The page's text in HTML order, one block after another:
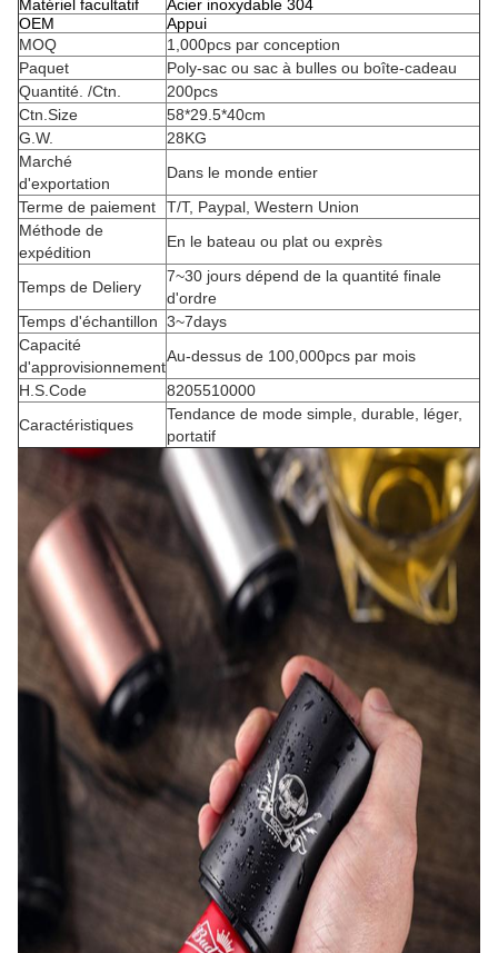
Matériel facultatif
Acier inoxydable 304
OEM
Appui
MOQ
1,000pcs par conception
Paquet
Poly-sac ou sac à bulles ou boîte-cadeau
Quantité. /Ctn.
200pcs
Ctn.Size
58*29.5*40cm
G.W.
28KG
Marché
d'exportation
Dans le monde entier
Terme de paiement
T/T, Paypal, Western Union
Méthode de
expédition
En le bateau ou plat ou exprès
Temps de Deliery
7~30 jours dépend de la quantité finale
d'ordre
Temps d'échantillon 3~7days
Capacité
d'approvisionnement
Au-dessus de 100,000pcs par mois
H.S.Code
8205510000
Caractéristiques
Tendance de mode simple, durable, léger,
portatif